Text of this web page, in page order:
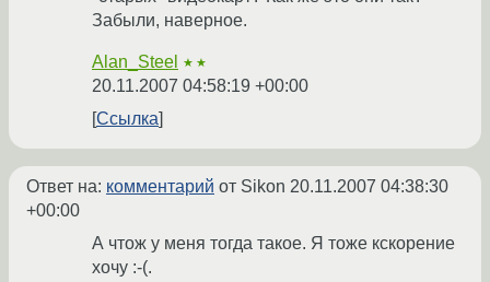
Забыли, наверное.
Alan_Steel ★★
20.11.2007 04:58:19 +00:00
Ссылка
Ответ на: комментарий от Sikon 20.11.2007 04:38:30
+00:00
А чтож у меня тогда такое. Я тоже кскорение
хочу :-(.